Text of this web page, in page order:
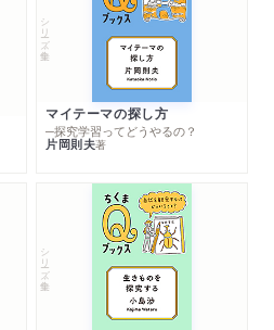
シリーズ・全集
マイテーマの探し方
─探究学習ってどうやるの？
片岡則夫著
シリーズ・全集